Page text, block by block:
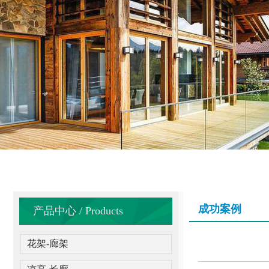
产品中心 / Products
花架-廊架
成功案例